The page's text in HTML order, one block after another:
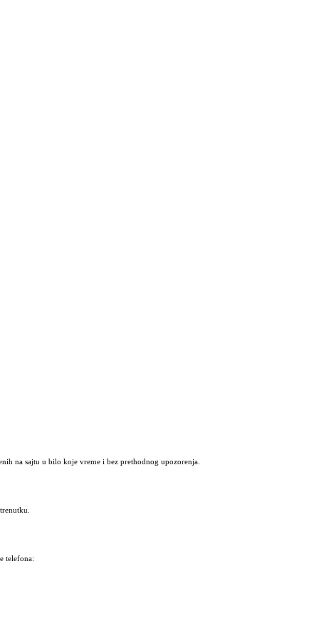
na sajtu u bilo koje vreme i bez prethodnog upozorenja.
telefona: